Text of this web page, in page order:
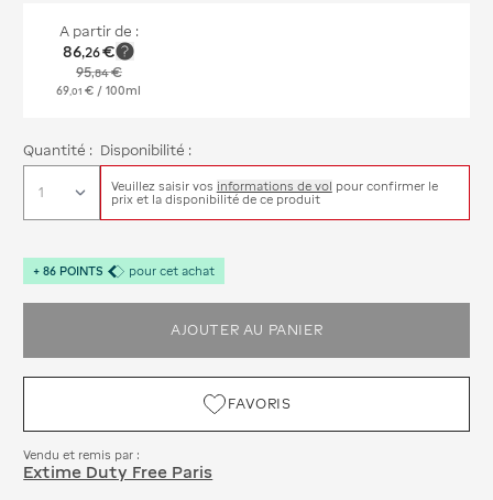
A partir de :
86,26€
95,84€
69 01 € / 100ml
Quantité : Disponibilité :
Veuillez saisir vos informations de vol pour confirmer le
prix et la disponibilité de ce produit
+ 86 POINTS pour cet achat
AJOUTER AU PANIER
FAVORIS
Vendu et remis par :
Extime Duty Free Paris